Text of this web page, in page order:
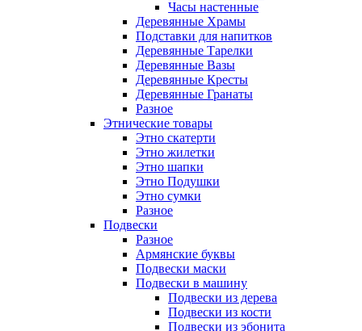
Часы настенные
Деревянные Храмы
Подставки для напитков
Деревянные Тарелки
Деревянные Вазы
Деревянные Кресты
Деревянные Гранаты
Разное
Этнические товары
Этно скатерти
Этно жилетки
Этно шапки
Этно Подушки
Этно сумки
Разное
Подвески
Разное
Армянские буквы
Подвески маски
Подвески в машину
Подвески из дерева
Подвески из кости
Подвески из эбонита